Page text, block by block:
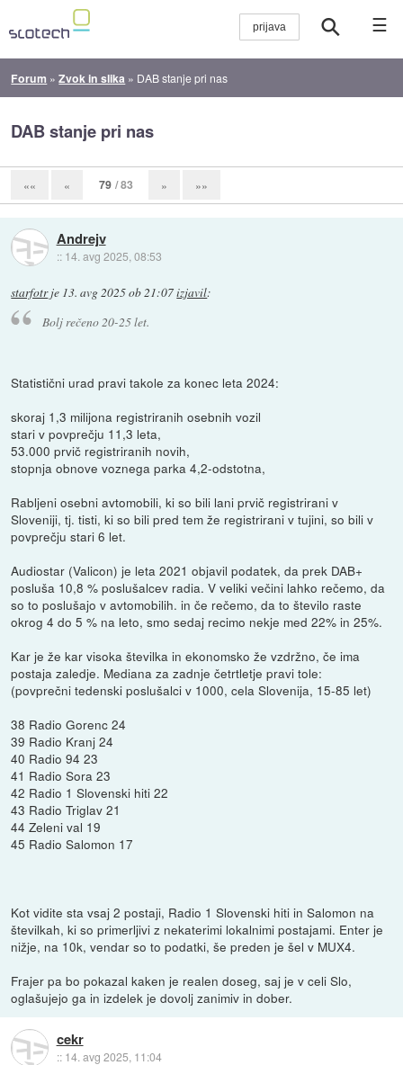
☰
Forum »Zvok in slika » DAB stanje pri nas
DAB stanje pri nas
«« « 79 / 83 » »»
Andrejv
:: 14. avg 2025, 08:53
starfotrje 13. avg 2025 ob 21:07izjavil:
Bolj rečeno 20-25 let.
Statistični urad pravi takole za konec leta 2024:
skoraj 1,3 milijona registriranih osebnih vozil
stari v povprečju 11,3 leta,
53.000 prvič registriranih novih,
stopnja obnove voznega parka 4,2-odstotna,
Rabljeni osebni avtomobili, ki so bili lani prvič registrirani v
Sloveniji, tj. tisti, ki so bili pred tem že registrirani v tujini, so bili v
povprečju stari 6 let.
Audiostar (Valicon) je leta 2021 objavil podatek, da prek DAB+
posluša 10,8 % poslušalcev radia. V veliki večini lahko rečemo, da
so to poslušajo v avtomobilih. in če rečemo, da to število raste
okrog 4 do 5 % na leto, smo sedaj recimo nekje med 22% in 25%.
Kar je že kar visoka številka in ekonomsko že vzdržno, če ima
postaja zaledje. Mediana za zadnje četrtletje pravi tole:
(povprečni tedenski poslušalci v 1000, cela Slovenija, 15-85 let)
38 Radio Gorenc 24
39 Radio Kranj 24
40 Radio 94 23
41 Radio Sora 23
42 Radio 1 Slovenski hiti 22
43 Radio Triglav 21
44 Zeleni val 19
45 Radio Salomon 17
Kot vidite sta vsaj 2 postaji, Radio 1 Slovenski hiti in Salomon na
številkah, ki so primerljivi z nekaterimi lokalnimi postajami. Enter je
nižje, na 10k, vendar so to podatki, še preden je šel v MUX4.
Frajer pa bo pokazal kaken je realen doseg, saj je v celi Slo,
oglašujejo ga in izdelek je dovolj zanimiv in dober.
cekr
:: 14. avg 2025, 11:04